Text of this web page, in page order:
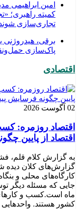
امین ابراهیمی
کمیته راهبری؛
تجاری‌سازی
برقی،
پاک‌سازی
اقتصادی
02 آگوست 2026
اقتصاد روزمره:
اقتصاد از پایین
به گزارش کلام قلم،
گزارش‌های کلان دیده
کارگاه‌های محلی و
جایی که مسئله دیگر
ماه است.کسب‌ و
کشور هستند.